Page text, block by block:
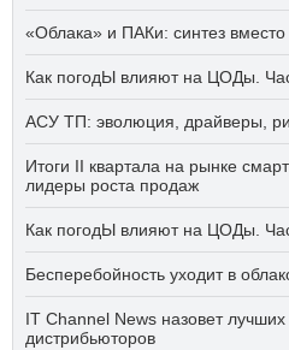
«Облака» и ПАКи: синтез вместо
Как погодЫ влияют на ЦОДы.
АСУ ТП: эволюция, драйверы,
Итоги II квартала на рынке
лидеры роста продаж
Как погодЫ влияют на ЦОДы.
Бесперебойность уходит в
IT Channel News назовет
дистрибьюторов